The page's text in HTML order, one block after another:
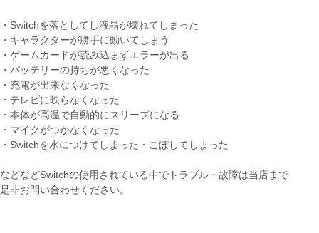
・Switchを落としてし液晶が壊れてしまった
・キャラクターが勝手に動いてしまう
・ゲームカードが読み込まずエラーが出る
・バッテリーの持ちが悪くなった
・充電が出来なくなった
・テレビに映らなくなった
・本体が高温で自動的にスリープになる
・マイクがつかなくなった
・Switchを水につけてしまった・こぼしてしまった
などなどSwitchの使用されている中でトラブル・故障は当店まで
是非お問い合わせください。